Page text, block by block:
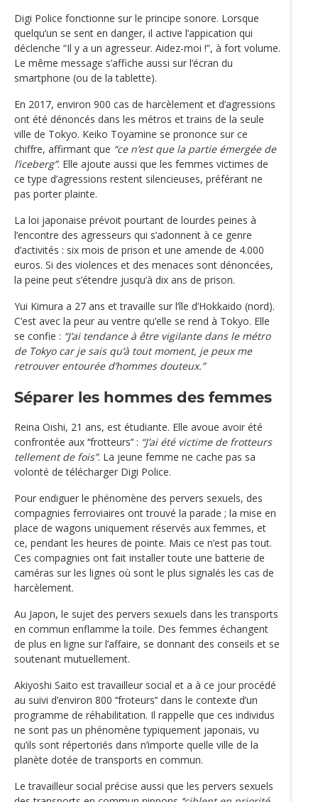
Digi Police fonctionne sur le principe sonore. Lorsque
quelqu’un se sent en danger, il active l’appication qui
déclenche “Il y a un agresseur. Aidez-moi !”, à fort volume.
Le même message s’affiche aussi sur l‘écran du
smartphone (ou de la tablette).
En 2017, environ 900 cas de harcèlement et d’agressions
ont été dénoncés dans les métros et trains de la seule
ville de Tokyo. Keiko Toyamine se prononce sur ce
chiffre, affirmant que “ce n’est que la partie émergée de
l’iceberg”. Elle ajoute aussi que les femmes victimes de
ce type d’agressions restent silencieuses, préférant ne
pas porter plainte.
La loi japonaise prévoit pourtant de lourdes peines à
l’encontre des agresseurs qui s’adonnent à ce genre
d’activités : six mois de prison et une amende de 4.000
euros. Si des violences et des menaces sont dénoncées,
la peine peut s‘étendre jusqu‘à dix ans de prison.
Yui Kimura a 27 ans et travaille sur l‘île d’Hokkaido (nord).
C’est avec la peur au ventre qu’elle se rend à Tokyo. Elle
se confie : “J’ai tendance à être vigilante dans le métro
de Tokyo car je sais qu‘à tout moment, je peux me
retrouver entourée d’hommes douteux.”
Séparer les hommes des femmes
Reina Oishi, 21 ans, est étudiante. Elle avoue avoir été
confrontée aux ‘‘frotteurs’‘ : “J’ai été victime de frotteurs
tellement de fois”. La jeune femme ne cache pas sa
volonté de télécharger Digi Police.
Pour endiguer le phénomène des pervers sexuels, des
compagnies ferroviaires ont trouvé la parade ; la mise en
place de wagons uniquement réservés aux femmes, et
ce, pendant les heures de pointe. Mais ce n’est pas tout.
Ces compagnies ont fait installer toute une batterie de
caméras sur les lignes où sont le plus signalés les cas de
harcèlement.
Au Japon, le sujet des pervers sexuels dans les transports
en commun enflamme la toile. Des femmes échangent
de plus en ligne sur l’affaire, se donnant des conseils et se
soutenant mutuellement.
Akiyoshi Saito est travailleur social et a à ce jour procédé
au suivi d’environ 800 ‘‘froteurs’‘ dans le contexte d’un
programme de réhabilitation. Il rappelle que ces individus
ne sont pas un phénomène typiquement japonais, vu
qu’ils sont répertoriés dans n’importe quelle ville de la
planète dotée de transports en commun.
Le travailleur social précise aussi que les pervers sexuels